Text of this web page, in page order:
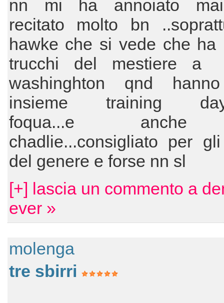
nn mi ha annoiato
recitato molto bn
hawke che si vede che ha
trucchi del mestiere a
washinghton qnd
insieme training
foqua...e
chadlie...consigliato per
del genere e forse nn sl
[+] lascia un commento a
ever »
molenga
tre sbirri